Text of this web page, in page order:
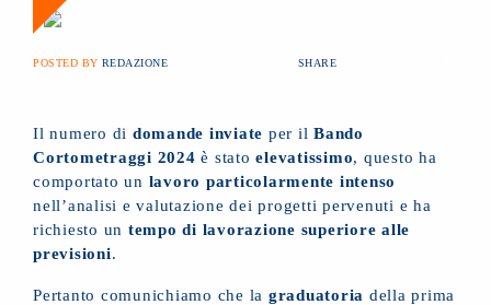
POSTED BY REDAZIONE SHARE
Il numero di domande inviate per il Bando
Cortometraggi 2024è statoelevatissimo, questo ha
comportato un lavoro particolarmente intenso
nell’analisi e valutazione dei progetti pervenuti e ha
richiesto un tempo di lavorazione superiore alle
previsioni.
Pertanto comunichiamo che la graduatoria della prima